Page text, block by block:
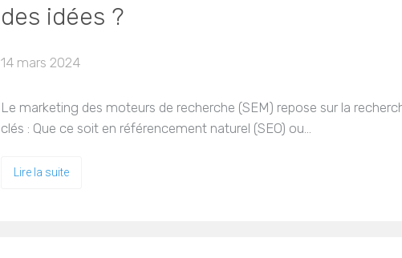
des idées ?
14 mars 2024
Le marketing des moteurs de recherche (SEM) repose sur la
clés : Que ce soit en référencement naturel (SEO) ou…
Lire la suite